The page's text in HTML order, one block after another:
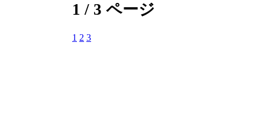
1 / 3 ページ
1 2 3